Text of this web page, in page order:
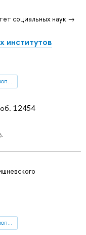
12454
социальных наук →
институтов
Социология (включая демографию и антропологию)
Социология (включая демографию и антропологию)